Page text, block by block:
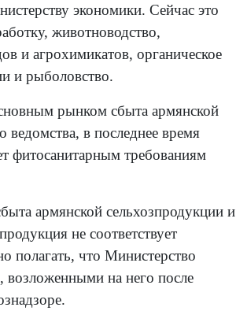
экономики. Сейчас это
животноводство,
и агрохимикатов, органическое
и рыболовство.
рынком сбыта армянской
в последнее время
фитосанитарным требованиям
армянской сельхозпродукции и
не соответствует
что Министерство
возложенными на него после